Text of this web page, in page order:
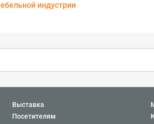
индустрии
Выставка
Посетителям